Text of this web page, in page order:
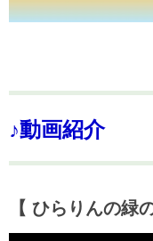
♪動画紹介
【 ひらりんの緑